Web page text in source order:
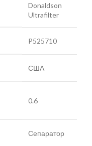
Donaldson
Ultrafilter
P525710
США
0.6
Сепаратор